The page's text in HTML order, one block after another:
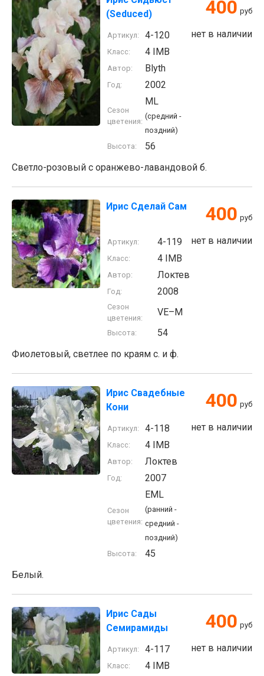
(Seduced)
400 руб
нет в наличии
Артикул: 4-120
Класс: 4 IMB
Автор: Blyth
Год: 2002
Сезон
цветения:
ML
(средний -
поздний)
Высота:
56
Светло-розовый с оранжево-лавандовой б.
Ирис Сделай Сам 400 руб
нет в наличии
Артикул: 4-119
Класс: 4 IMB
Автор: Локтев
Год: 2008
Сезон
цветения:
VE–M
Высота:
54
Фиолетовый, светлее по краям с. и ф.
Ирис Свадебные
Кони
400 руб
нет в наличии
Артикул: 4-118
Класс: 4 IMB
Автор: Локтев
Год: 2007
Сезон
цветения:
EML
(ранний -
средний -
поздний)
Высота:
45
Белый.
Ирис Сады
Семирамиды
400 руб
нет в наличии
Артикул: 4-117
Класс: 4 IMB